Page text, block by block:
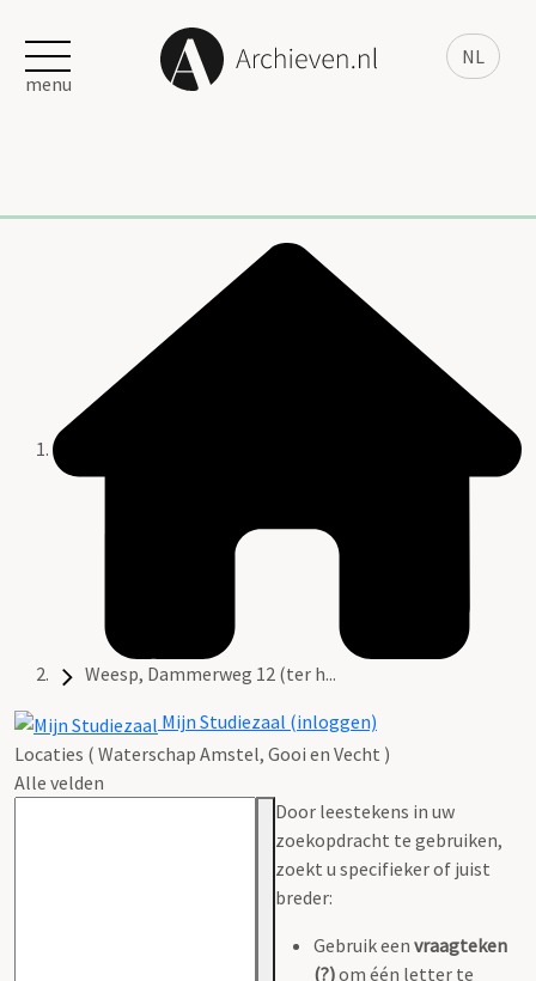
NL
menu
Weesp, Dammerweg 12 (ter h...
Mijn Studiezaal (inloggen)
Locaties ( Waterschap Amstel, Gooi en Vecht )
Alle velden
Door leestekens in uw
zoekopdracht te gebruiken,
zoekt u specifieker of juist
breder:
Gebruik een vraagteken
(?)om één letter te